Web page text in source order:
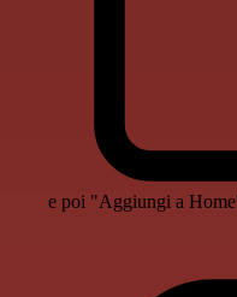
e poi "Aggiungi a